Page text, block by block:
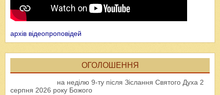
архів відеопроповідей
ОГОЛОШЕННЯ
на неділю 9-ту після Зіслання Святого Духа 2
серпня 2026 року Божого